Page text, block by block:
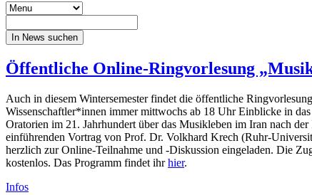
In News suchen
Öffentliche Online-Ringvorlesung
Auch in diesem Wintersemester findet die öffentliche Ringvorlesung
Wissenschaftler*innen immer mittwochs ab 18 Uhr Einblicke in das
Oratorien im 21. Jahrhundert über das Musikleben im Iran nach
einführenden Vortrag von Prof. Dr. Volkhard Krech (Ruhr-
herzlich zur Online-Teilnahme und -Diskussion eingeladen. Die
kostenlos. Das Programm findet ihrhier.
Infos